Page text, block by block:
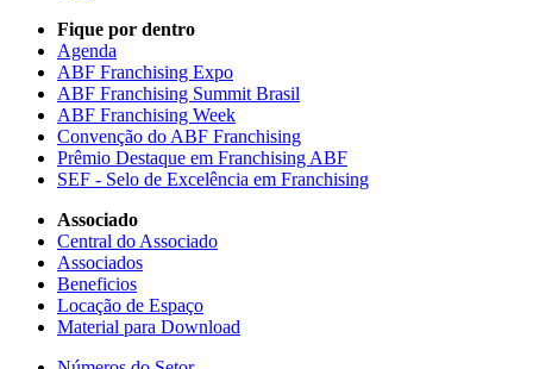
Fique por dentro
Agenda
ABF Franchising Expo
ABF Franchising Summit Brasil
ABF Franchising Week
Convenção do ABF Franchising
Prêmio Destaque em Franchising ABF
SEF - Selo de Excelência em Franchising
Associado
Central do Associado
Associados
Beneficios
Locação de Espaço
Material para Download